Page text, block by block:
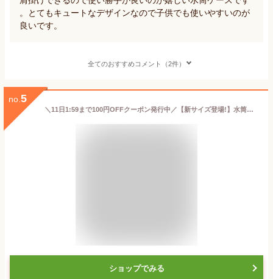
。とてもキュートなデザインなので子供でも使いやすいのが
良いです。
全てのおすすめコメント（2件）
no. 5
＼11日1:59まで100円OFFクーポン発行中／【新サイズ登場!】水筒カバー ペットボトルカバー ケース 480ml 500ml 600ml 1000ml 1l 肩掛け ショルダー 子供 ボトルホルダー ボトルカバー ストラップ
ショップでみる